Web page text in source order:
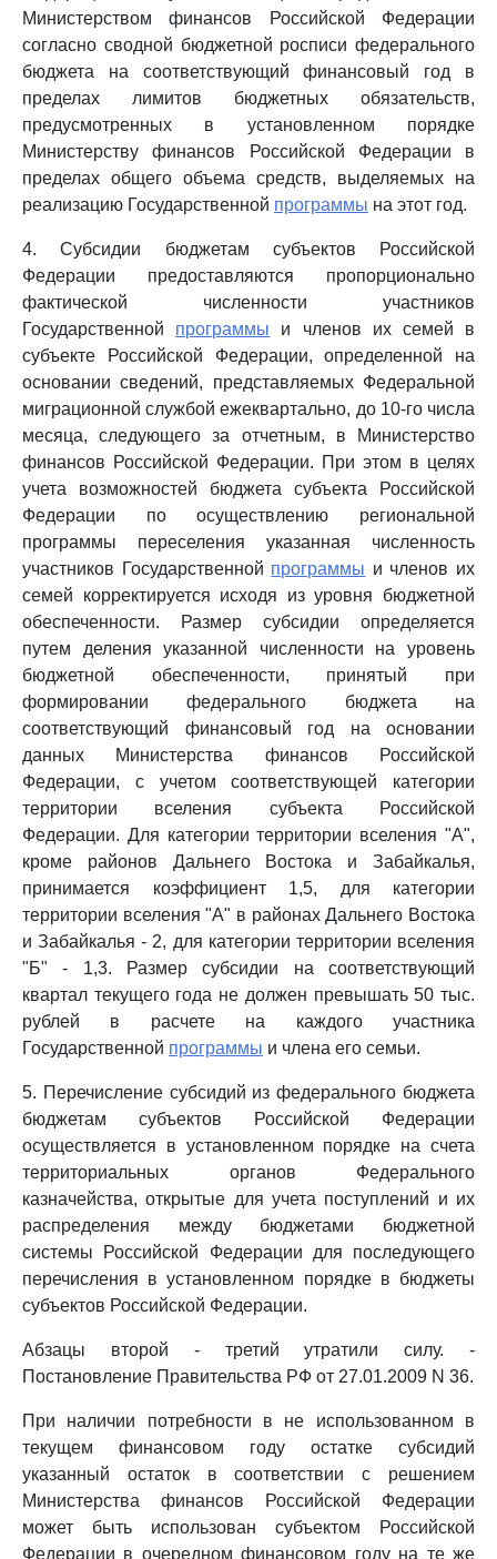
Министерством финансов Российской Федерации
согласно сводной бюджетной росписи федерального
бюджета на соответствующий финансовый год в
пределах лимитов бюджетных обязательств,
предусмотренных в установленном порядке
Министерству финансов Российской Федерации в
пределах общего объема средств, выделяемых на
реализацию Государственной программы на этот год.
4. Субсидии бюджетам субъектов Российской
Федерации предоставляются пропорционально
фактической численности участников
Государственной программы и членов их семей в
субъекте Российской Федерации, определенной на
основании сведений, представляемых Федеральной
миграционной службой ежеквартально, до 10-го числа
месяца, следующего за отчетным, в Министерство
финансов Российской Федерации. При этом в целях
учета возможностей бюджета субъекта Российской
Федерации по осуществлению региональной
программы переселения указанная численность
участников Государственной программы и членов их
семей корректируется исходя из уровня бюджетной
обеспеченности. Размер субсидии определяется
путем деления указанной численности на уровень
бюджетной обеспеченности, принятый при
формировании федерального бюджета на
соответствующий финансовый год на основании
данных Министерства финансов Российской
Федерации, с учетом соответствующей категории
территории вселения субъекта Российской
Федерации. Для категории территории вселения "А",
кроме районов Дальнего Востока и Забайкалья,
принимается коэффициент 1,5, для категории
территории вселения "А" в районах Дальнего Востока
и Забайкалья - 2, для категории территории вселения
"Б" - 1,3. Размер субсидии на соответствующий
квартал текущего года не должен превышать 50 тыс.
рублей в расчете на каждого участника
Государственной программы и члена его семьи.
5. Перечисление субсидий из федерального бюджета
бюджетам субъектов Российской Федерации
осуществляется в установленном порядке на счета
территориальных органов Федерального
казначейства, открытые для учета поступлений и их
распределения между бюджетами бюджетной
системы Российской Федерации для последующего
перечисления в установленном порядке в бюджеты
субъектов Российской Федерации.
Абзацы второй - третий утратили силу. -
Постановление Правительства РФ от 27.01.2009 N 36.
При наличии потребности в не использованном в
текущем финансовом году остатке субсидий
указанный остаток в соответствии с решением
Министерства финансов Российской Федерации
может быть использован субъектом Российской
Федерации в очередном финансовом году на те же